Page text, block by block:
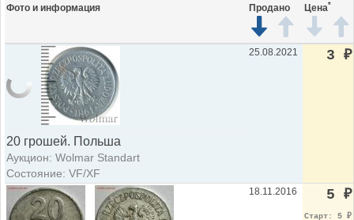
Фото и информация Продано Цена*
20 грошей. Польша
Аукцион: Wolmar Standart
Состояние: VF/XF
25.08.2021 3 ₽
18.11.2016 5 ₽
Старт: 5 ₽